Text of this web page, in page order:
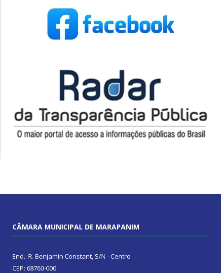
CÂMARA MUNICIPAL DE MARAPANIM
End.: R. Benjamin Constant, S/N - Centro
CEP: 68760-000